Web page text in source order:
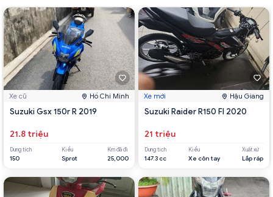
Xe cũ Hồ Chí Minh
Suzuki Gsx 150r R 2019
21.8 triệu
Dung tích
150
Kiểu
Sprot
Km đã đi
25,000
Xe mới Hậu Giang
Suzuki Raider R150 FI 2020
21 triệu
Dung tích
147.3 cc
Kiểu
Xe côn tay
Xuất xứ
Lắp ráp